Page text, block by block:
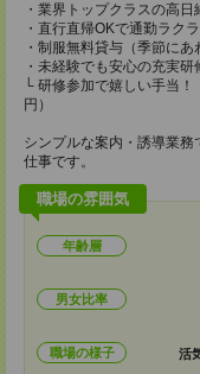
・業界トップクラスの高日
・直行直帰OKで通勤ラク
・制服無料貸与（季節にあ
・未経験でも安心の充実
└ 研修参加で嬉しい手当
円）
シンプルな案内・誘導業
仕事です。
職場の雰囲気
年齢層
男女比率
職場の様子 活